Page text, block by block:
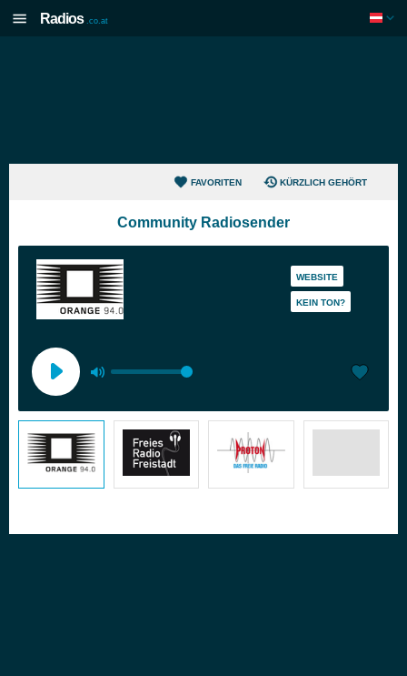
Radios .co.at
FAVORITEN KÜRZLICH GEHÖRT
Community Radiosender
WEBSITE
KEIN TON?